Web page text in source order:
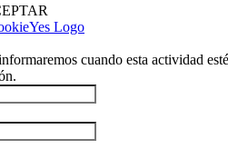
cuando esta actividad